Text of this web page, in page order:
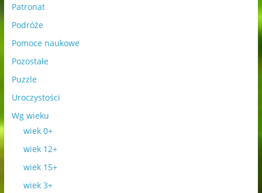
Patronat
Podróże
Pomoce naukowe
Pozostałe
Puzzle
Uroczystości
Wg wieku
wiek 0+
wiek 12+
wiek 15+
wiek 3+